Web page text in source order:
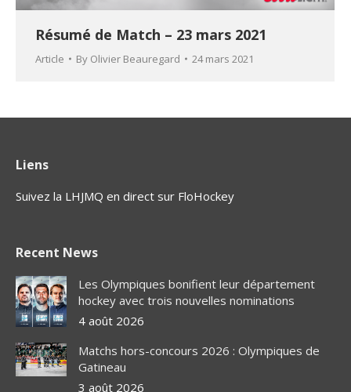
Résumé de Match – 23 mars 2021
Article By Olivier Beauregard 24 mars 2021
Liens
Suivez la LHJMQ en direct sur FloHockey
Recent News
Les Olympiques bonifient leur département
hockey avec trois nouvelles nominations
4 août 2026
Matchs hors-concours 2026 : Olympiques de
Gatineau
3 août 2026